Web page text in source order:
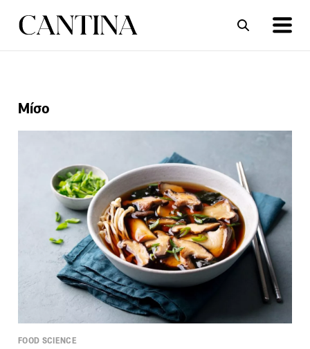
Μίσο
FOOD SCIENCE